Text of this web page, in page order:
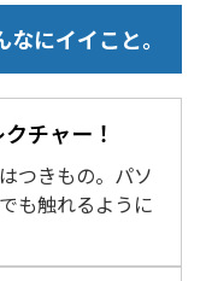
にイイこと。
チャー！
つきもの。パソ
も触れるように